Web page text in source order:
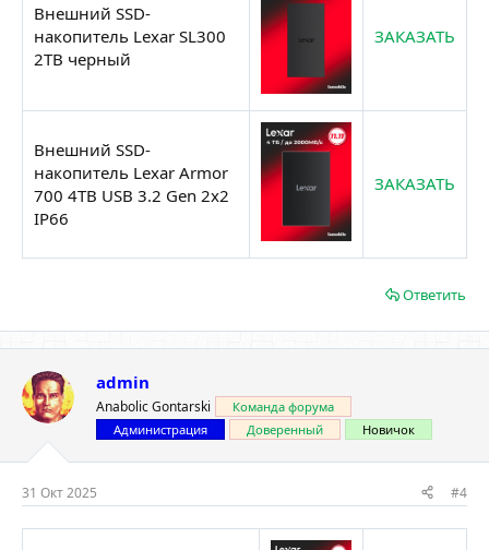
Внешний SSD-
накопитель Lexar SL300
2TB черный
ЗАКАЗАТЬ
Внешний SSD-
накопитель Lexar Armor
700 4TB USB 3.2 Gen 2x2
IP66
ЗАКАЗАТЬ
Ответить
admin
Anabolic Gontarski
Команда форума
Администрация
Доверенный Новичок
31 Окт 2025 #4